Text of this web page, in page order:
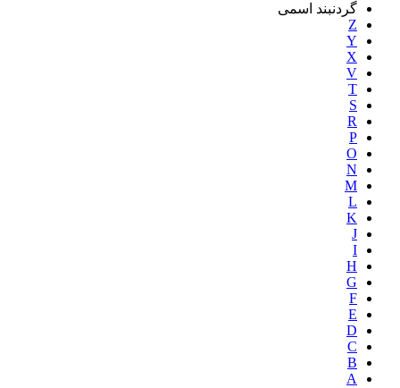
گردنبند اسمی
Z
Y
X
V
T
S
R
P
O
N
M
L
K
J
I
H
G
F
E
D
C
B
A